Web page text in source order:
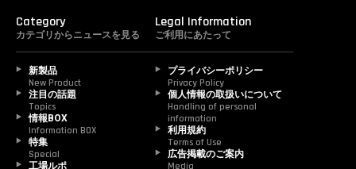
Category
カテゴリからニュースを見る
新製品
New Product
注目の話題
Topics
情報BOX
Information BOX
特集
Special
工場ルポ
Legal Information
ご利用にあたって
プライバシーポリシー
Privacy Policy
個人情報の取扱いについて
Handling of personal
information
利用規約
Terms of Use
広告掲載のご案内
Media